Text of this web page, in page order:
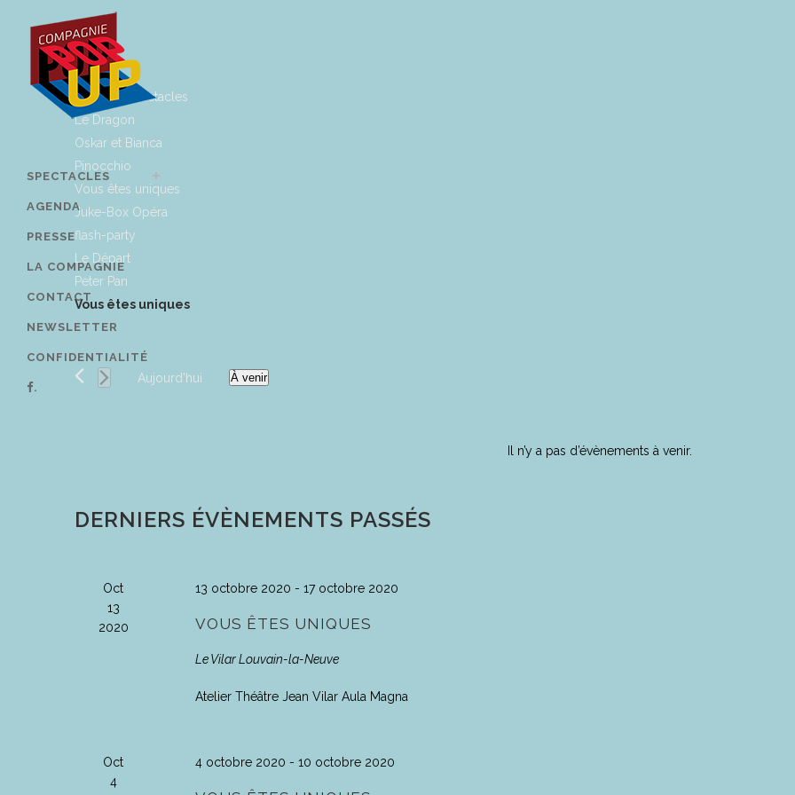
SPECTACLES
AGENDA
PRESSE
LA COMPAGNIE
CONTACT
NEWSLETTER
CONFIDENTIALITÉ
.
Tous les spectacles
Le Dragon
Oskar et Bianca
Pinocchio
Vous êtes uniques
Juke-Box Opéra
flash-party
Le Départ
Peter Pan
Vous êtes uniques
Il n’y a pas d’évènements à venir.
Aujourd’hui À venir
DERNIERS ÉVÈNEMENTS PASSÉS
Oct
13
2020
13 octobre 2020 - 17 octobre 2020
VOUS ÊTES UNIQUES
Le VilarLouvain-la-Neuve
Atelier Théâtre Jean Vilar Aula Magna
Oct
4
4 octobre 2020 - 10 octobre 2020